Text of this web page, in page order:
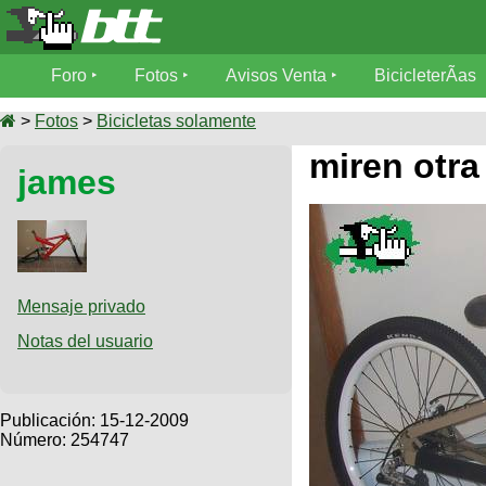
Foro
MecÃ¡nica
Fotos
SUBÃ
tu foto
Galeria
XC
Bicicletas
Descenso
Avisos
Ventas
tu
Ultimos
BicicleterÃ­
Bicicletas
Bicicletas
Tandem
Cicloturismo
Foro Fotos Avisos Venta BicicleterÃ­as
> Fotos > Bicicletas solamente
james
Mensaje privado
Notas del usuario
Publicación: 15-12-2009
Número: 254747
miren otra